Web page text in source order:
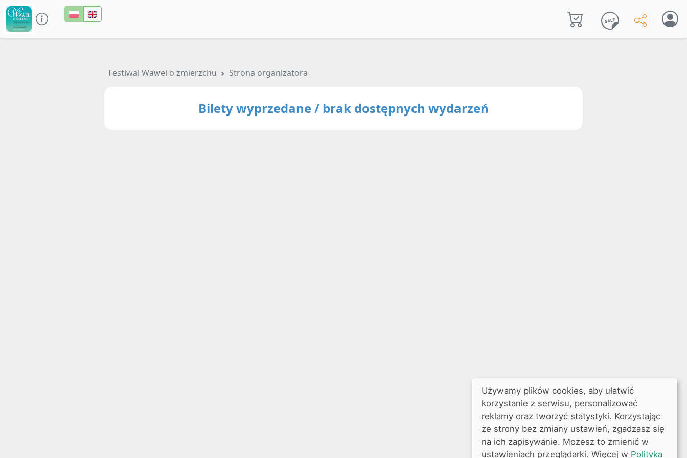
Festiwal Wawel o zmierzchu Strona organizatora
Bilety wyprzedane / brak dostępnych wydarzeń
Używamy plików cookies, aby ułatwić
korzystanie z serwisu, personalizować
reklamy oraz tworzyć statystyki. Korzystając
ze strony bez zmiany ustawień, zgadzasz się
na ich zapisywanie. Możesz to zmienić w
ustawieniach przeglądarki. Więcej w Polityka